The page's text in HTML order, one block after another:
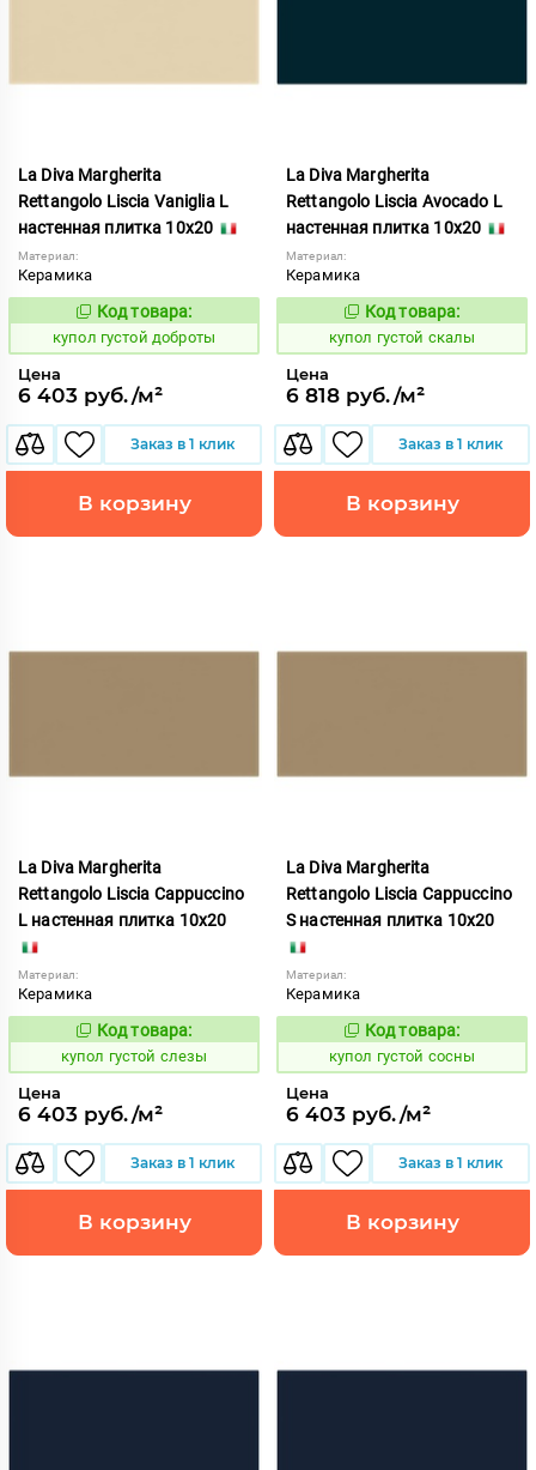
La Diva Margherita
Rettangolo Liscia Vaniglia L
настенная плитка 10x20
Материал:
Керамика
846747
Код товара:
купол густой доброты
Цена
6 403 руб./м²
Заказ в 1 клик
В корзину
La Diva Margherita
Rettangolo Liscia Avocado L
настенная плитка 10x20
Материал:
Керамика
846716
Код товара:
купол густой скалы
Цена
6 818 руб./м²
Заказ в 1 клик
В корзину
La Diva Margherita
Rettangolo Liscia Cappuccino
L настенная плитка 10x20
Материал:
Керамика
846721
Код товара:
купол густой слезы
Цена
6 403 руб./м²
Заказ в 1 клик
В корзину
La Diva Margherita
Rettangolo Liscia Cappuccino
S настенная плитка 10x20
Материал:
Керамика
846722
Код товара:
купол густой сосны
Цена
6 403 руб./м²
Заказ в 1 клик
В корзину